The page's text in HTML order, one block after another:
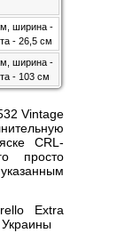
ширина -
- 26,5 см
ширина -
- 103 см
Vintage
CRL-
просто
Extra